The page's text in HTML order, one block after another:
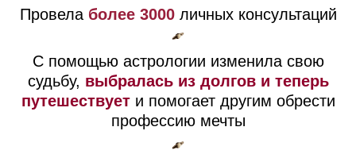
ДОГОВОР ОФЕРТА
ПОЛИТИКА В ОТНОШЕНИИ ОБРАБОТКИ
ИП Литвинова Елена Александровна
ИНН 213005034402
ОГРНИП 319213000029615
СОГЛАСИЕ С ПОЛИТИКОЙ ОБРАБОТКИ
ПЕРСОНАЛЬНЫХ ДАННЫХ
ОБ ОБРАЗОВАТЕЛЬНОЙ ОРГАНИЗАЦИИ